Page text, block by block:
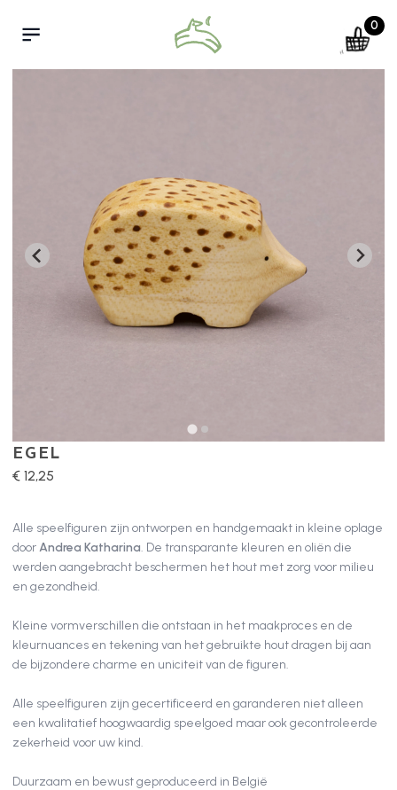
Open menu
0
cart
EGEL
€ 12,25
Alle speelfiguren zijn ontworpen en handgemaakt in kleine oplage
doorAndrea Katharina. De transparante kleuren en oliën die
werden aangebracht beschermen het hout met zorg voor milieu
en gezondheid.
Kleine vormverschillen die ontstaan in het maakproces en de
kleurnuances en tekening van het gebruikte hout dragen bij aan
de bijzondere charme en uniciteit van de figuren.
Alle speelfiguren zijn gecertificeerd en garanderen niet alleen
een kwalitatief hoogwaardig speelgoed maar ook gecontroleerde
zekerheid voor uw kind.
Duurzaam en bewust geproduceerd in België